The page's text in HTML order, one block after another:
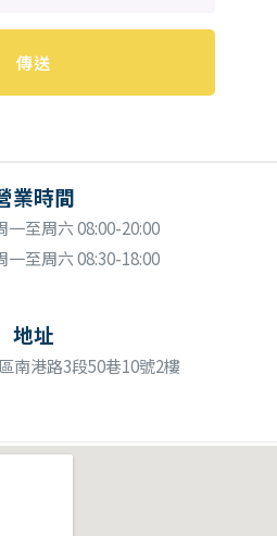
業時間
一至周六 08:00-20:00
至周六 08:30-18:00
地址
南港路3段50巷10號2樓